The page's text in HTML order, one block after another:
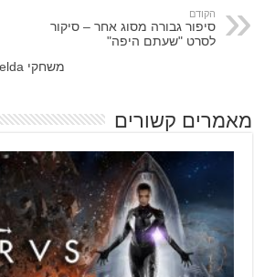
הקודם
סיפור גבורה מסוג אחר – סיקור
לסרט "שעתם היפה"
מאמרים קשורים